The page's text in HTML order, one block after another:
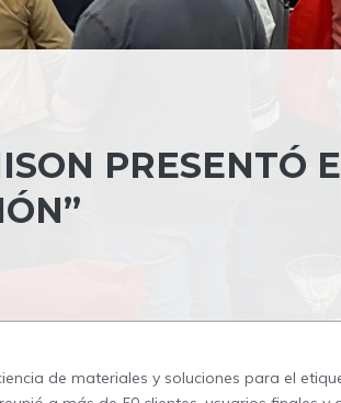
PRESENTÓ
de materiales y soluciones para el